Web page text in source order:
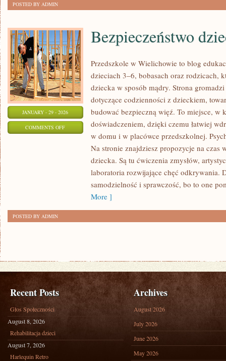
POSTED BY ADMIN
JANUARY - 29 - 2026
COMMENTS OFFON
BEZPIECZEŃSTWO
Bezpieczeństwo
Przedszkole w Wielichowie to blog
dzieciach 3–6, bobasach oraz rodzicach,
dziecka w sposób mądry. Strona
dotyczące codzienności z dzieckiem,
budować bezpieczną więź. To miejsce, w
doświadczeniem, dzięki czemu łatwiej
w domu i w placówce przedszkolnej.
Na stronie znajdziesz propozycje na czas
dziecka. Są tu ćwiczenia zmysłów,
laboratoria rozwijające chęć odkrywania.
samodzielność i sprawczość, bo to one
More ]
POSTED BY ADMIN
Recent Posts
Głos Społeczności
August 8, 2026
Rehabilitacja dzieci
August 7, 2026
Harlequin Retro
Archives
August 2026
July 2026
June 2026
May 2026